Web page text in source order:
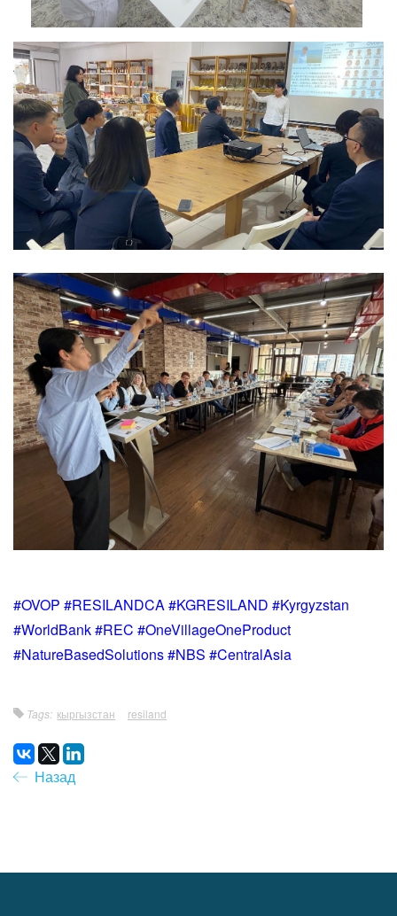
#OVOP #RESILANDCA #KGRESILAND #Kyrgyzstan
#WorldBank #REC #OneVillageOneProduct
#NatureBasedSolutions #NBS #CentralAsia
Tags: кыргызстан resiland
Назад